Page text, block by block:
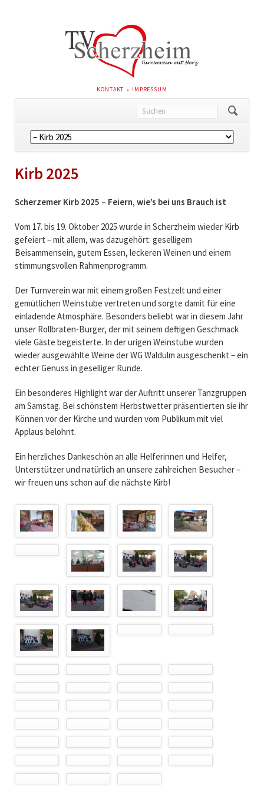
NAVIGATION
ÜBERSPRINGEN
KONTAKT IMPRESSUM
Navigation
überspringen
Kirb 2025
Scherzemer Kirb 2025 – Feiern, wie’s bei uns Brauch ist
Vom 17. bis 19. Oktober 2025 wurde in Scherzheim wieder Kirb
gefeiert – mit allem, was dazugehört: geselligem
Beisammensein, gutem Essen, leckeren Weinen und einem
stimmungsvollen Rahmenprogramm.
Der Turnverein war mit einem großen Festzelt und einer
gemütlichen Weinstube vertreten und sorgte damit für eine
einladende Atmosphäre. Besonders beliebt war in diesem Jahr
unser Rollbraten-Burger, der mit seinem deftigen Geschmack
viele Gäste begeisterte. In der urigen Weinstube wurden
wieder ausgewählte Weine der WG Waldulm ausgeschenkt – ein
echter Genuss in geselliger Runde.
Ein besonderes Highlight war der Auftritt unserer Tanzgruppen
am Samstag. Bei schönstem Herbstwetter präsentierten sie ihr
Können vor der Kirche und wurden vom Publikum mit viel
Applaus belohnt.
Ein herzliches Dankeschön an alle Helferinnen und Helfer,
Unterstützer und natürlich an unsere zahlreichen Besucher –
wir freuen uns schon auf die nächste Kirb!